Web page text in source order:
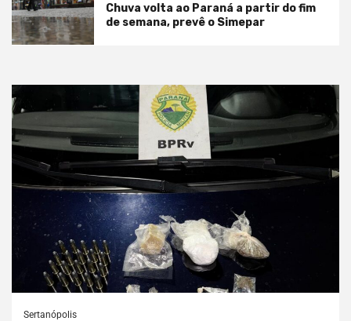
Chuva volta ao Paraná a partir do fim
de semana, prevê o Simepar
Sertanópolis